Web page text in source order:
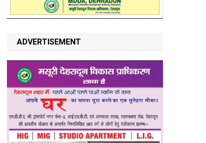
ADVERTISEMENT